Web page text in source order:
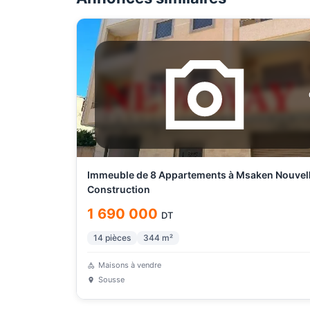
Immeuble de 8 Appartements à Msaken
Construction
1 690 000 DT
14 pièces 344m²
Maisons à vendre
Sousse